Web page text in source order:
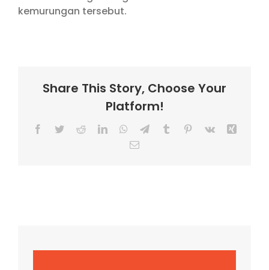
kemurungan tersebut.
Share This Story, Choose Your
Platform!
Facebook
TwitterRedditLinkedInWhatsApp
TelegramTumblr Pinterest
Vk
Email